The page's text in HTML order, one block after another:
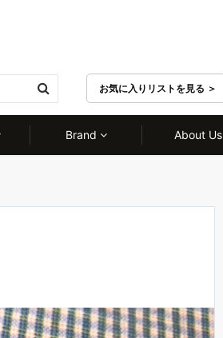
お気に入りリストを見る ＞
Brand About Us